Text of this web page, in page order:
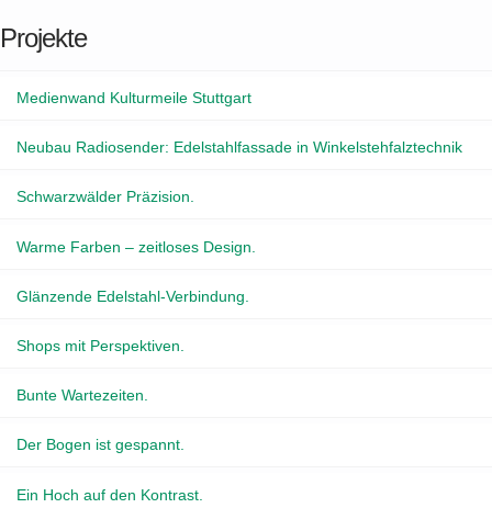
Projekte
Medienwand Kulturmeile Stuttgart
Neubau Radiosender: Edelstahlfassade in Winkelstehfalztechnik
Schwarzwälder Präzision.
Warme Farben – zeitloses Design.
Glänzende Edelstahl-Verbindung.
Shops mit Perspektiven.
Bunte Wartezeiten.
Der Bogen ist gespannt.
Ein Hoch auf den Kontrast.